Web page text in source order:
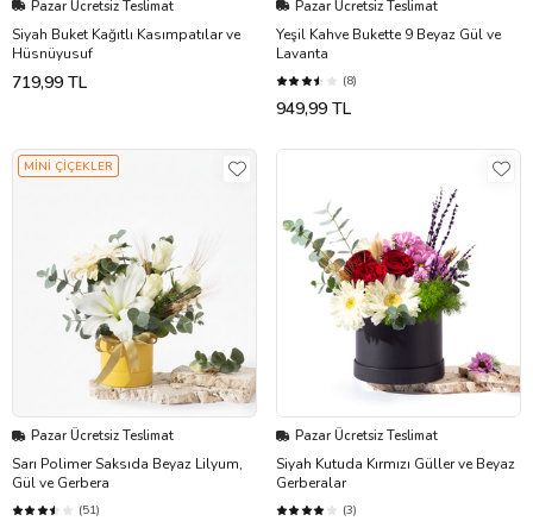
Pazar Ücretsiz Teslimat
Siyah Buket Kağıtlı Kasımpatılar ve
Hüsnüyusuf
719,99 TL
Pazar Ücretsiz Teslimat
Yeşil Kahve Bukette 9 Beyaz Gül ve
Lavanta
(8)
949,99 TL
MİNİ ÇİÇEKLER
Pazar Ücretsiz Teslimat
Sarı Polimer Saksıda Beyaz Lilyum,
Gül ve Gerbera
(51)
Pazar Ücretsiz Teslimat
Siyah Kutuda Kırmızı Güller ve Beyaz
Gerberalar
(3)